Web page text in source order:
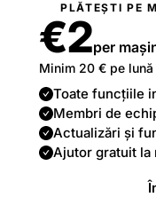
PLĂTEȘTI PE
€2per
Minim 20 € pe lună
Toate funcțiile
Membri de
Actualizări și
Ajutor gratuit la